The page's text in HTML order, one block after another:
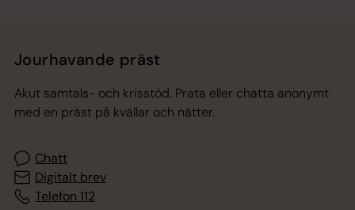
Jourhavande präst
Akut samtals- och krisstöd. Prata eller chatta anonymt
med en präst på kvällar och nätter.
Chatt
Digitalt brev
Telefon 112